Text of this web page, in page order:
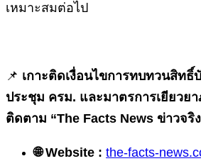
เหมาะสมต่อไป
📌 เกาะติดเงื่อนไขการทบทวนสิท
ประชุม ครม. และมาตรการเยียวย
ติดตาม “The Facts News ข่าวจริ
🌐Website : the-facts-